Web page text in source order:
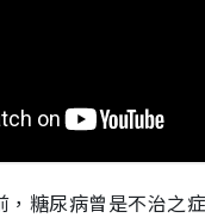
，糖尿病曾是不治之